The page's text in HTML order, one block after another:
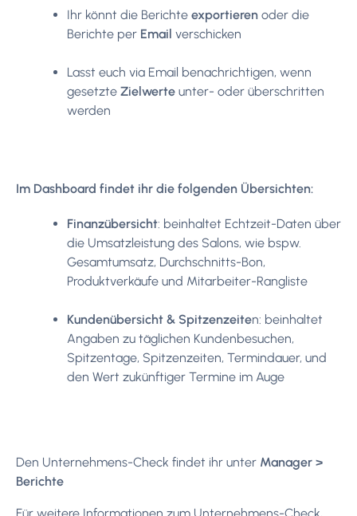
Ihr könnt die Berichte exportieren oder die
Berichte per Email verschicken
Lasst euch via Email benachrichtigen, wenn
gesetzte Zielwerte unter- oder überschritten
werden
Im Dashboard findet ihr die folgenden Übersichten:
Finanzübersicht: beinhaltet Echtzeit-Daten über
die Umsatzleistung des Salons, wie bspw.
Gesamtumsatz, Durchschnitts-Bon,
Produktverkäufe und Mitarbeiter-Rangliste
Kundenübersicht & Spitzenzeiten: beinhaltet
Angaben zu täglichen Kundenbesuchen,
Spitzentage, Spitzenzeiten, Termindauer, und
den Wert zukünftiger Termine im Auge
Den Unternehmens-Check findet ihr unter Manager >
Berichte
Für weitere Informationen zum Unternehmens-Check,